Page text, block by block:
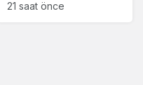
geçti
21 saat önce